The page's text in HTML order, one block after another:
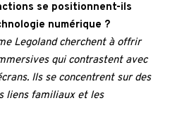
se positionnent-ils
numérique ?
Legoland cherchent à offrir
qui contrastent avec
Ils se concentrent sur des
liens familiaux et les